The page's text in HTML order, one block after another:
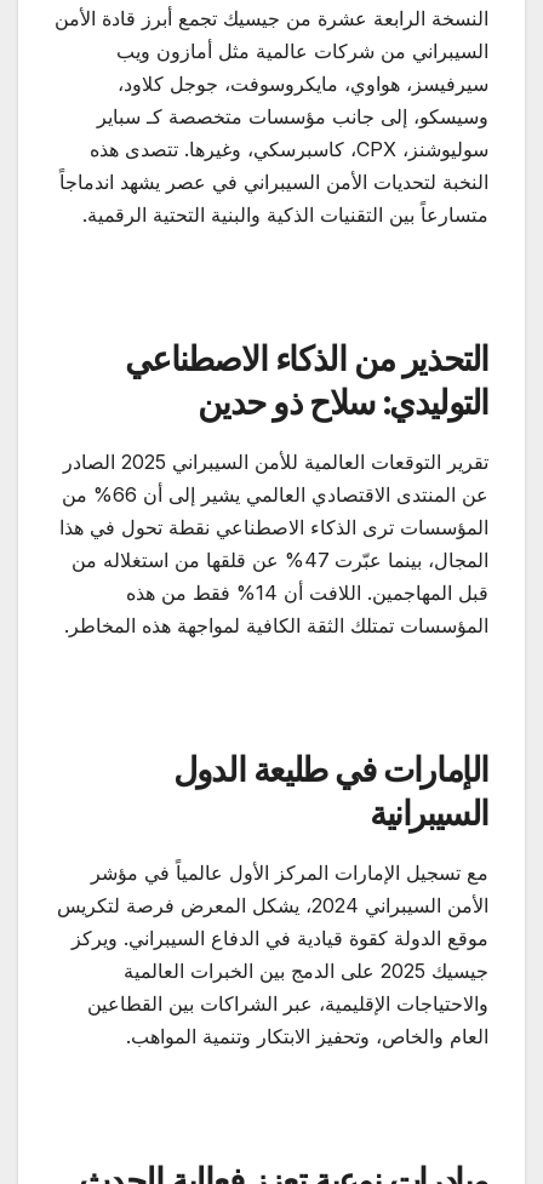
النسخة الرابعة عشرة من جيسيك تجمع أبرز قادة الأمن
السيبراني من شركات عالمية مثل أمازون ويب
سيرفيسز، هواوي، مايكروسوفت، جوجل كلاود،
وسيسكو، إلى جانب مؤسسات متخصصة كـ سباير
سوليوشنز، CPX، كاسبرسكي، وغيرها. تتصدى هذه
النخبة لتحديات الأمن السيبراني في عصر يشهد اندماجاً
متسارعاً بين التقنيات الذكية والبنية التحتية الرقمية.
التحذير من الذكاء الاصطناعي
التوليدي: سلاح ذو حدين
تقرير التوقعات العالمية للأمن السيبراني 2025 الصادر
عن المنتدى الاقتصادي العالمي يشير إلى أن 66% من
المؤسسات ترى الذكاء الاصطناعي نقطة تحول في هذا
المجال، بينما عبّرت 47% عن قلقها من استغلاله من
قبل المهاجمين. اللافت أن 14% فقط من هذه
المؤسسات تمتلك الثقة الكافية لمواجهة هذه المخاطر.
الإمارات في طليعة الدول
السيبرانية
مع تسجيل الإمارات المركز الأول عالمياً في مؤشر
الأمن السيبراني 2024، يشكل المعرض فرصة لتكريس
موقع الدولة كقوة قيادية في الدفاع السيبراني. ويركز
جيسيك 2025 على الدمج بين الخبرات العالمية
والاحتياجات الإقليمية، عبر الشراكات بين القطاعين
العام والخاص، وتحفيز الابتكار وتنمية المواهب.